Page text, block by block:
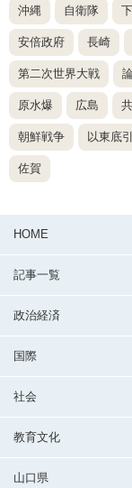
沖縄 自衛隊
安倍政府 長崎
第二次世界大戦
原水爆 広島
朝鮮戦争 以東底
佐賀
HOME
記事一覧
政治経済
国際
社会
教育文化
山口県